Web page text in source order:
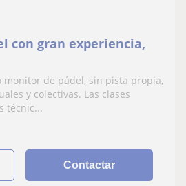
con gran experiencia,
monitor de pádel, sin pista propia,
y colectivas. Las clases
técnic...
Contactar